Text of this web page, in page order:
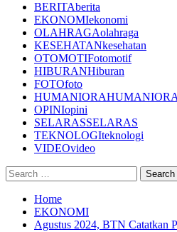
BERITAberita
EKONOMIekonomi
OLAHRAGAolahraga
KESEHATANkesehatan
OTOMOTIFotomotif
HIBURANHiburan
FOTOfoto
HUMANIORAHUMANIORA
OPINIopini
SELARASSELARAS
TEKNOLOGIteknologi
VIDEOvideo
Search
for:
Home
EKONOMI
Agustus 2024, BTN Catatkan